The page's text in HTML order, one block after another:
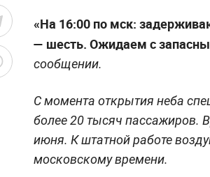
«На 16:00 по мск:
— шесть. Ожидаем с
сообщении.
С момента открытия неба
более 20 тысяч пассажиров.
июня. К штатной работе
московскому времени.